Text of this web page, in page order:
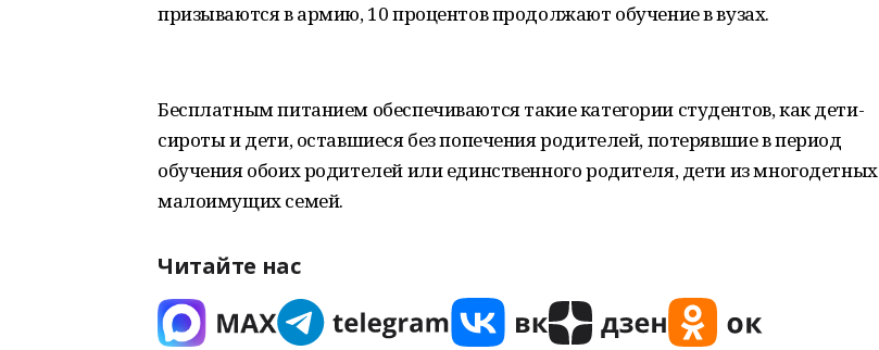
призываются в армию, 10 процентов продолжают обучение в вузах.
Бесплатным питанием обеспечиваются такие категории студентов, как дети-
сироты и дети, оставшиеся без попечения родителей, потерявшие в период
обучения обоих родителей или единственного родителя, дети из многодетных
малоимущих семей.
Читайте нас